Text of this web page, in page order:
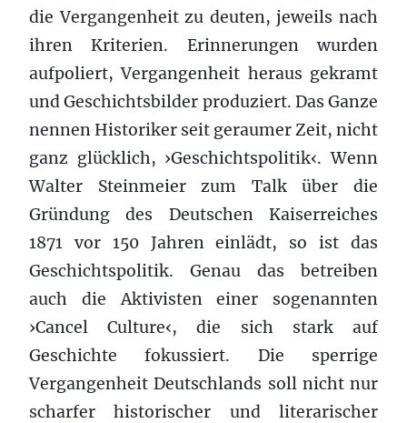
die Vergangenheit zu deuten, jeweils nach
ihren Kriterien. Erinnerungen wurden
aufpoliert, Vergangenheit heraus gekramt
und Geschichtsbilder produziert. Das Ganze
nennen Historiker seit geraumer Zeit, nicht
ganz glücklich, ›Geschichtspolitik‹. Wenn
Walter Steinmeier zum Talk über die
Gründung des Deutschen Kaiserreiches
1871 vor 150 Jahren einlädt, so ist das
Geschichtspolitik. Genau das betreiben
auch die Aktivisten einer sogenannten
›Cancel Culture‹, die sich stark auf
Geschichte fokussiert. Die sperrige
Vergangenheit Deutschlands soll nicht nur
scharfer historischer und literarischer